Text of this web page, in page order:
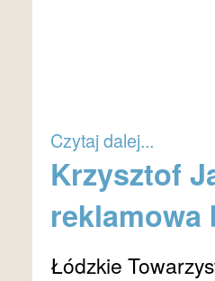
Czytaj dalej...
Krzysztof
Łódzkie